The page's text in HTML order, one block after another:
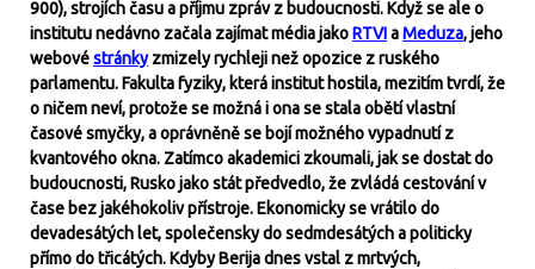
900), strojích času a příjmu zpráv z budoucnosti. Když se ale o
institutu nedávno začala zajímat média jakoRTVIaMeduza, jeho
webovéstránkyzmizely rychleji než opozice z ruského
parlamentu. Fakulta fyziky, která institut hostila, mezitím tvrdí, že
o ničem neví, protože se možná i ona se stala obětí vlastní
časové smyčky, a oprávněně se bojí možného vypadnutí z
kvantového okna. Zatímco akademici zkoumali, jak se dostat do
budoucnosti, Rusko jako stát předvedlo, že zvládá cestování v
čase bez jakéhokoliv přístroje. Ekonomicky se vrátilo do
devadesátých let, společensky do sedmdesátých a politicky
přímo do třicátých. Kdyby Berija dnes vstal z mrtvých,